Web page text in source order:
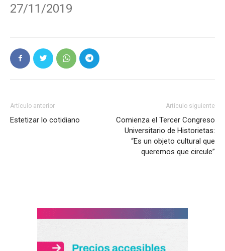
27/11/2019
Artículo anterior
Estetizar lo cotidiano
Artículo siguiente
Comienza el Tercer Congreso
Universitario de Historietas:
“Es un objeto cultural que
queremos que circule”